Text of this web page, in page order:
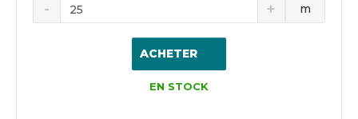
m
ACHETER
EN STOCK